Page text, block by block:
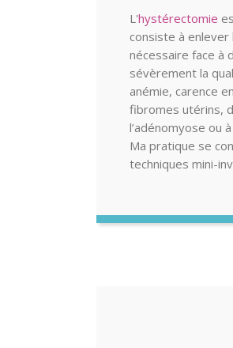
L'hystérectomie
consiste à
nécessaire face à
sévèrement la
anémie, carence
fibromes utérins,
l’adénomyose ou
Ma pratique se
techniques mini-
une récupération